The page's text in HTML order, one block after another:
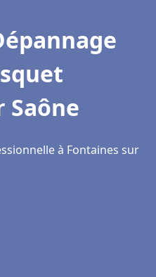
Saône
à Fontaines sur